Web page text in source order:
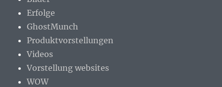
Erfolge
GhostMunch
Produktvorstellungen
Videos
Vorstellung websites
WOW